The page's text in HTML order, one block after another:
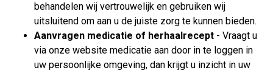
behandelen wij vertrouwelijk en gebruiken wij
uitsluitend om aan u de juiste zorg te kunnen bieden.
Aanvragen medicatie of herhaalrecept - Vraagt u
via onze website medicatie aan door in te loggen in
uw persoonlijke omgeving, dan krijgt u inzicht in uw